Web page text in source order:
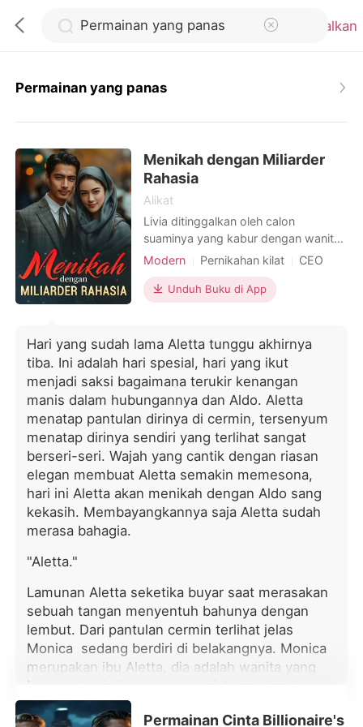
Batalkan
Pengisian Ulang
Riwayat Membaca
Keluar
Permainan yang panas
Menikah dengan Miliarder
Rahasia
Alikat
Livia ditinggalkan oleh calon
suaminya yang kabur dengan wanita
lain. Marah, dia menarik orang asing
bertindak berdasarkan dorongan hati,
terlambat menyadari bahwa suami
Kiran. Publik menertawakannya, dan
bahkan mantannya yang melarikan
diri menawarkan untuk berbaikan.
Namun Livia mengejeknya. "Suamiku
dan aku saling mencintai!" Semua
orang mengira dia sedang berkhayal.
Kemudian Kiran terungkap sebagai
orang terkaya di dunia.Di depan
semua orang, dia berlutut dan
mengangkat cincin berlian yang
menakjubkan. "Aku menantikan
Modern Pernikahan kilat
CEO
Identitas Ganda
Arogan
Dominan
Unduh Buku di App
Hari yang sudah lama Aletta tunggu akhirnya
tiba. Ini adalah hari spesial, hari yang ikut
menjadi saksi bagaimana terukir kenangan
manis dalam hubungannya dan Aldo. Aletta
menatap pantulan dirinya di cermin, tersenyum
menatap dirinya sendiri yang terlihat sangat
berseri-seri. Wajah yang cantik dengan riasan
elegan membuat Aletta semakin memesona,
hari ini Aletta akan menikah dengan Aldo sang
kekasih. Membayangkannya saja Aletta sudah
merasa bahagia.
"Aletta."
Lamunan Aletta seketika buyar saat merasakan
sebuah tangan menyentuh bahunya dengan
lembut. Dari pantulan cermin terlihat jelas
Monica sedang berdiri di belakangnya. Monica
merupakan ibu Aletta, dia adalah wanita yang
lembut dan baik sama seperti Aletta. Hal itu
membuat Aletta tersenyum, dia memutar
badannya menghadap sang ibu yang kini
Permainan Cinta Billionaire's